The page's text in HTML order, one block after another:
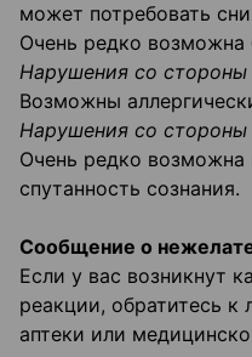
может потребовать
Очень редко возможна
Нарушения со
Возможны
Нарушения со
Очень редко возможна
спутанность сознания.
Сообщение о
Если у вас возникнут
реакции, обратитесь к
аптеки или